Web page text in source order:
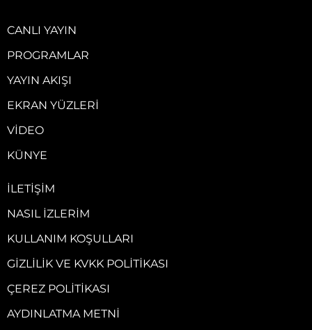
CANLI YAYIN
PROGRAMLAR
YAYIN AKIŞI
EKRAN YÜZLERI
VIDEO
KÜNYE
İLETIŞIM
NASIL İZLERIM
KULLANIM KOŞULLARI
GIZLILIK VE KVKK POLITIKASI
ÇEREZ POLITIKASI
AYDINLATMA METNI